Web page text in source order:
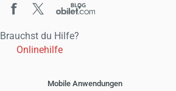
Brauchst du Hilfe?
Onlinehilfe
Mobile Anwendungen